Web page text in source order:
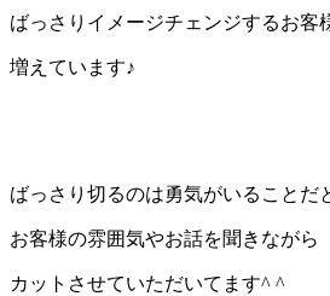
ばっさりイメージチェンジするお客
増えています♪
ばっさり切るのは勇気がいることだ
お客様の雰囲気やお話を聞きながら
カットさせていただいてます^ ^